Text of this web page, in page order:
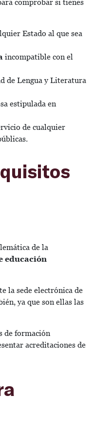
comprobar si tienes
Estado al que sea
incompatible con el
de Lengua y Literatura
estipulada en
de cualquier
de la
educación
la sede electrónica de
ya que son ellas las
de formación
acreditaciones de